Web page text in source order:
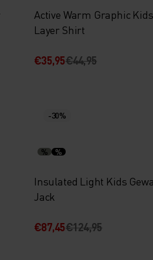
Active Warm Graphic
Layer Shirt
€35,95€44,95
-30%
% %
Insulated Light Kids
Jack
€87,45€124,95